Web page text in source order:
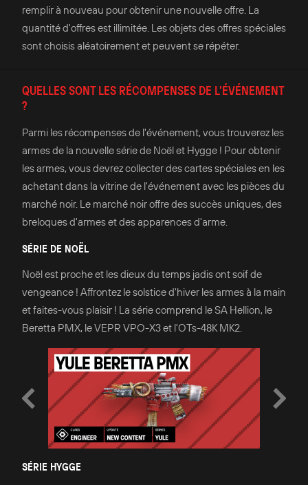
remplir à nouveau pour obtenir une nouvelle offre. La
quantité d'offres est illimitée. Les objets des offres spéciales
sont choisis aléatoirement et peuvent se répéter.
QUELLES SONT LES RÉCOMPENSES DE L'ÉVÉNEMENT
?
Parmi les récompenses de l'événement, vous trouverez les
armes de la nouvelle série de Noël et Hygge ! Pour obtenir
les armes, vous devrez collecter des cartes spéciales en les
achetant dans la vitrine de l'événement avec les pièces du
marché noir. Le marché noir offre des succès uniques, des
breloques d'armes et des apparences d'arme.
SÉRIE DE NOËL
Noël est proche et les dieux du temps jadis ont soif de
vengeance ! Affrontez le solstice d'hiver les armes à la main
et faites-vous plaisir ! La série comprend le SA Hellion, le
Beretta PMX, le VEPR VPO-X3 et l'OTs-48K MK2.
SÉRIE HYGGE